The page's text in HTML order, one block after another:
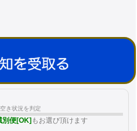
き状況を判定
別便[OK] もお選び頂けます